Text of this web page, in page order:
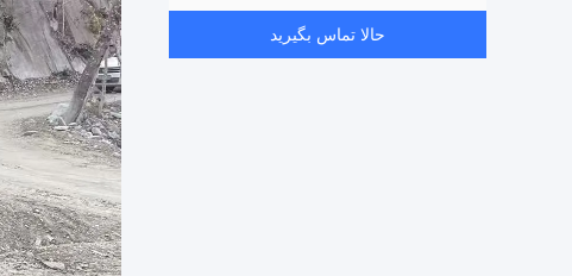
حالا تماس بگیرید